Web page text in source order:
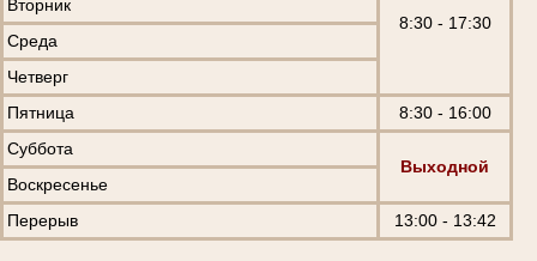
8:30 - 17:30
Вторник
Среда
Четверг
Пятница
8:30 - 16:00
Суббота
Выходной
Воскресенье
Перерыв
13:00 - 13:42